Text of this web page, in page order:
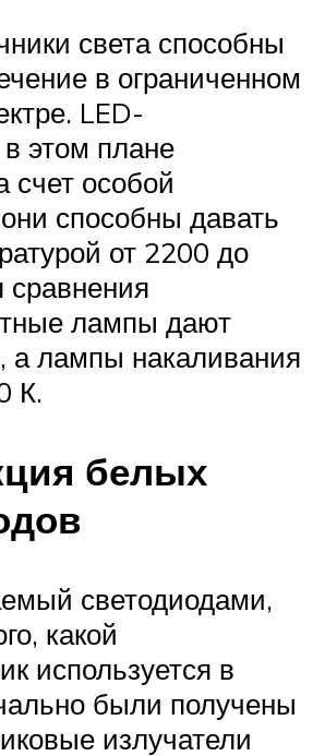
света способны
в ограниченном
LED-
этом плане
счет особой
способны давать
от 2200 до
лампы дают
а лампы накаливания
К.
белых
светодиодами,
какой
используется в
были получены
излучатели